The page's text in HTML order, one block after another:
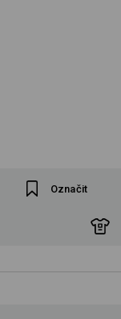
Označit